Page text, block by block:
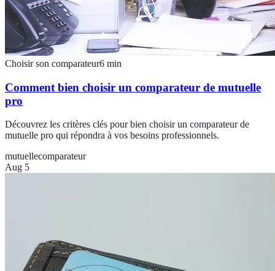
Choisir son comparateur6 min
Comment bien choisir un comparateur de mutuelle
pro
Découvrez les critères clés pour bien choisir un comparateur de
mutuelle pro qui répondra à vos besoins professionnels.
mutuellecomparateur
Aug 5